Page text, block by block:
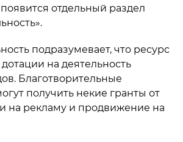
появится отдельный раздел
подразумевает, что ресурс
на деятельность
Благотворительные
получить некие гранты от
на рекламу и продвижение на